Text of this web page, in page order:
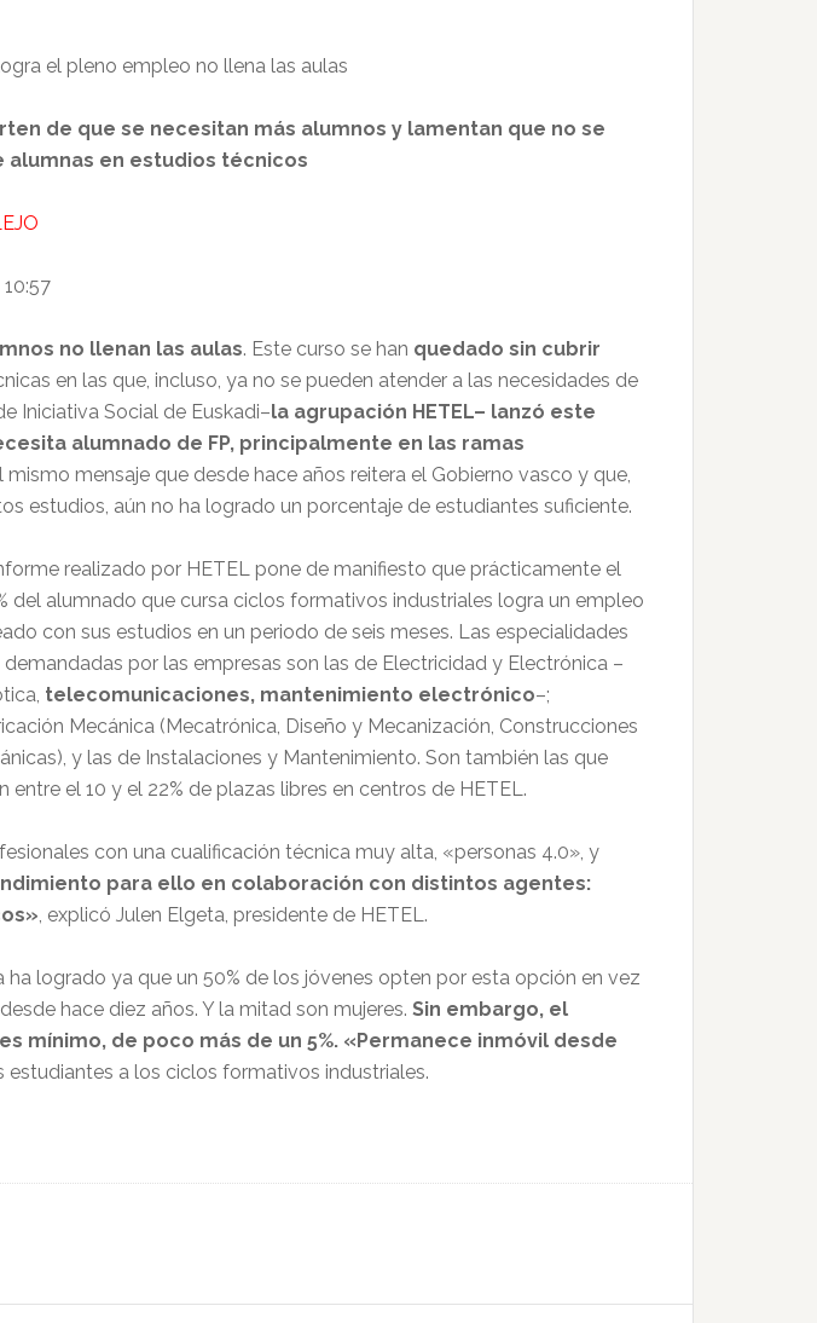
el pleno empleo no llena las aulas
de que se necesitan más alumnos y lamentan que no se
alumnas en estudios técnicos
no llenan las aulas. Este curso se han quedado sin cubrir
en las que, incluso, ya no se pueden atender a las necesidades de
Iniciativa Social de Euskadi–la agrupación HETEL– lanzó este
alumnado de FP, principalmente en las ramas
mismo mensaje que desde hace años reitera el Gobierno vasco y que,
estudios, aún no ha logrado un porcentaje de estudiantes suficiente.
realizado por HETEL pone de manifiesto que prácticamente el
del alumnado que cursa ciclos formativos industriales logra un empleo
con sus estudios en un periodo de seis meses. Las especialidades
demandadas por las empresas son las de Electricidad y Electrónica –
telecomunicaciones, mantenimiento electrónico–;
Mecánica (Mecatrónica, Diseño y Mecanización, Construcciones
y las de Instalaciones y Mantenimiento. Son también las que
entre el 10 y el 22% de plazas libres en centros de HETEL.
con una cualificación técnica muy alta, «personas 4.0», y
para ello en colaboración con distintos agentes:
, explicó Julen Elgeta, presidente de HETEL.
logrado ya que un 50% de los jóvenes opten por esta opción en vez
hace diez años. Y la mitad son mujeres. Sin embargo, el
mínimo, de poco más de un 5%. «Permanece inmóvil desde
a los ciclos formativos industriales.